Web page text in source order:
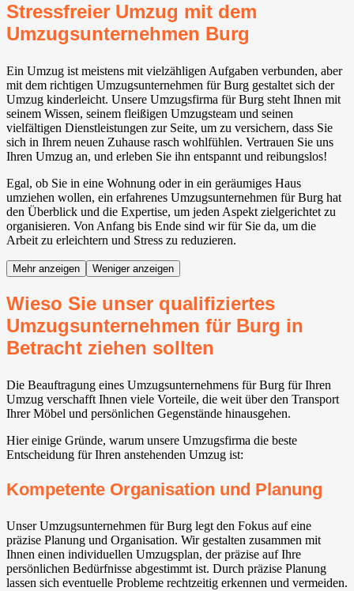
Stressfreier Umzug mit dem
Umzugsunternehmen Burg
Ein Umzug ist meistens mit vielzähligen Aufgaben verbunden, aber
mit dem richtigen Umzugsunternehmen für Burg gestaltet sich der
Umzug kinderleicht. Unsere Umzugsfirma für Burg steht Ihnen mit
seinem Wissen, seinem fleißigen Umzugsteam und seinen
vielfältigen Dienstleistungen zur Seite, um zu versichern, dass Sie
sich in Ihrem neuen Zuhause rasch wohlfühlen. Vertrauen Sie uns
Ihren Umzug an, und erleben Sie ihn entspannt und reibungslos!
Egal, ob Sie in eine Wohnung oder in ein geräumiges Haus
umziehen wollen, ein erfahrenes Umzugsunternehmen für Burg hat
den Überblick und die Expertise, um jeden Aspekt zielgerichtet zu
organisieren. Von Anfang bis Ende sind wir für Sie da, um die
Arbeit zu erleichtern und Stress zu reduzieren.
Mehr anzeigen Weniger anzeigen
Wieso Sie unser qualifiziertes
Umzugsunternehmen für Burg in
Betracht ziehen sollten
Die Beauftragung eines Umzugsunternehmens für Burg für Ihren
Umzug verschafft Ihnen viele Vorteile, die weit über den Transport
Ihrer Möbel und persönlichen Gegenstände hinausgehen.
Hier einige Gründe, warum unsere Umzugsfirma die beste
Entscheidung für Ihren anstehenden Umzug ist:
Kompetente Organisation und Planung
Unser Umzugsunternehmen für Burg legt den Fokus auf eine
präzise Planung und Organisation. Wir gestalten zusammen mit
Ihnen einen individuellen Umzugsplan, der präzise auf Ihre
persönlichen Bedürfnisse abgestimmt ist. Durch präzise Planung
lassen sich eventuelle Probleme rechtzeitig erkennen und vermeiden.